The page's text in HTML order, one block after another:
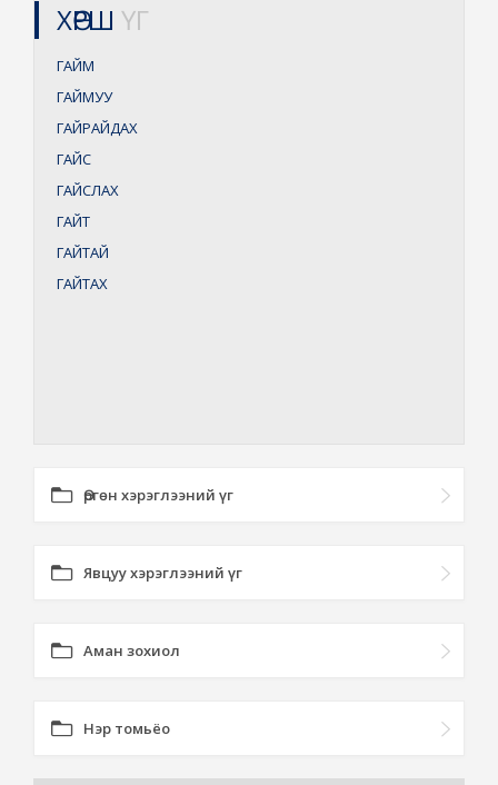
ХӨРШ ҮГ
ГАЙМ
ГАЙМУУ
ГАЙРАЙДАХ
ГАЙС
ГАЙСЛАХ
ГАЙТ
ГАЙТАЙ
ГАЙТАХ
Өргөн хэрэглээний үг
Явцуу хэрэглээний үг
Аман зохиол
Нэр томьёо